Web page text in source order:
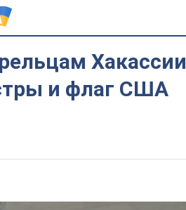
Хакассии
и флаг США